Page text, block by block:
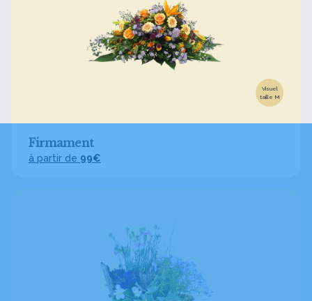
Visuel
taille M
Firmament
à partir de 99€